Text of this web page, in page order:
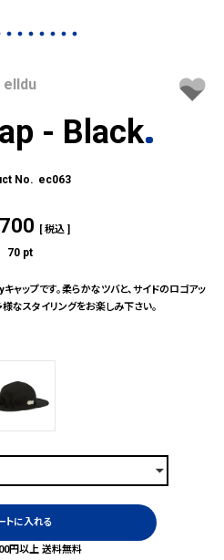
elldu
- Black
ec063
税込
70 pt
ップです。柔らかなツバと、サイドのロゴアッ
なスタイリングをお楽しみ下さい。
トに入れる
円以上 送料無料